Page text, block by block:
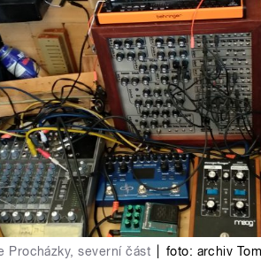
Procházky, severní část foto: archiv